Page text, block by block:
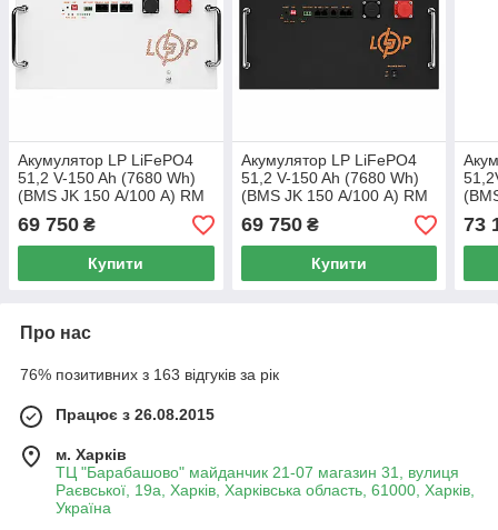
Акумулятор LP LiFePO4
51,2 V-150 Ah (7680 Wh)
(BMS JK 150 А/100 А) RM
RS485/CAN WH
69 750 ₴
Купити
Акумулятор LP LiFePO4
51,2 V-150 Ah (7680 Wh)
(BMS JK 150 А/100 А) RM
RS485/CAN BL
69 750₴
Купити
73
Про нас
76% позитивних з 163 відгуків за рік
Працює з 26.08.2015
м. Харків
ТЦ "Барабашово" майданчик 21-07 магазин 31, вулиця
Раєвської, 19а, Харків, Харківська область, 61000, Харків,
Україна